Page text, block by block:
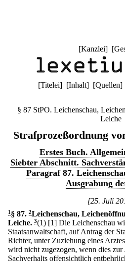
[Kanzlei] [
[Titelei] [Inhalt] [Quellen]
§ 87 StPO. Leichenschau,
Leiche
Strafprozeßordnung
Erstes Buch.
Siebter Abschnitt.
Paragraf 87.
Ausgrabung
[25. Juli
1 § 87. 2Leichenschau,
Leiche. 3(1) [1] Die Leichenschau
Staatsanwaltschaft, auf Antrag der
Richter, unter Zuziehung eines
wird nicht zugezogen, wenn dies
Sachverhalts offensichtlich